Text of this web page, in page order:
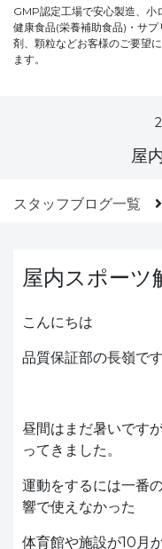
GMP認定工場で安心製造、小
健康食品(栄養補助食品)・サ
剤、顆粒などお客様のご要望
ます。
屋
スタッフブログ一覧
屋内スポーツ
こんにちは
品質保証部の長嶺です
昼間はまだ暑いです
ってきました。
運動をするには一番
響で使えなかった
体育館や施設が10月